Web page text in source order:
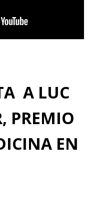
A LUC
PREMIO
EN